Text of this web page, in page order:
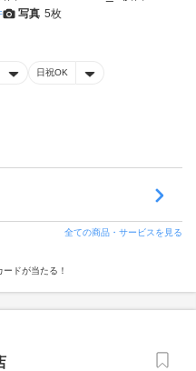
写真 5枚
日祝OK
全ての商品・サービスを見る
ドが当たる！